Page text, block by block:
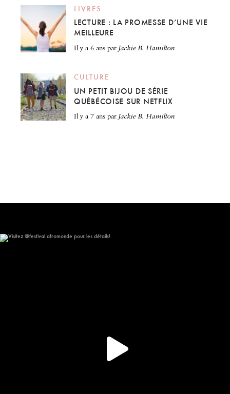
LIVRES
LECTURE : LA PROMESSE D’UNE VIE
MEILLEURE
il y a 6 ans par Jackie B. Hamilton
CULTURE
UN PETIT BIJOU DE SÉRIE
QUÉBÉCOISE SUR NETFLIX
il y a 7 ans par Jackie B. Hamilton